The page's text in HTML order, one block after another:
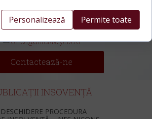
+40 751 047 136
office@dinulawyers.ro
Contactează-ne
PROCEDURA
INSOVENȚĂ
Personalizează Permite toate